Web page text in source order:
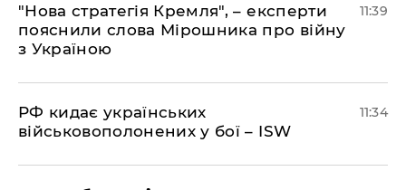
"Нова стратегія Кремля", – експерти
пояснили слова Мірошника про війну
з Україною
11:39
РФ кидає українських
військовополонених у бої – ISW
11:34